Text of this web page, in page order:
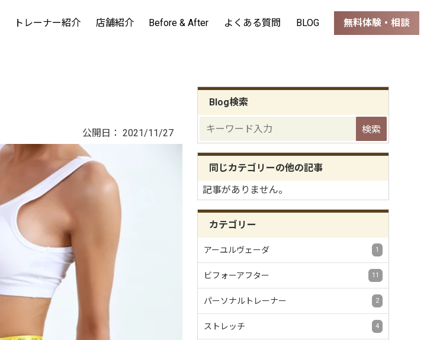
トレーナー紹介 店舗紹介 Before & After よくある質問 BLOG 無料体験・相談
公開日： 2021/11/27
Blog検索
同じカテゴリーの他の記事
記事がありません。
カテゴリー
アーユルヴェーダ 1
ビフォーアフター 11
パーソナルトレーナー 2
ストレッチ 4